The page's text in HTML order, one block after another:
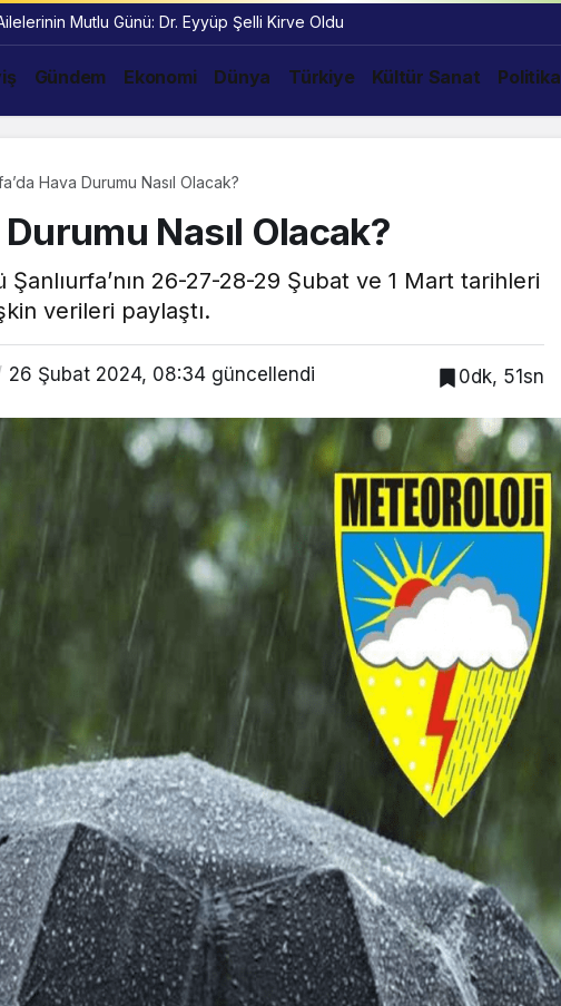
Mutlu Günü: Dr. Eyyüp Şelli Kirve Oldu
Gündem Ekonomi Dünya Türkiye Kültür Sanat Politika
Hava Durumu Nasıl Olacak?
Durumu Nasıl Olacak?
26-27-28-29 Şubat ve 1 Mart tarihleri
verileri paylaştı.
26 Şubat 2024, 08:34 güncellendi 0dk, 51sn